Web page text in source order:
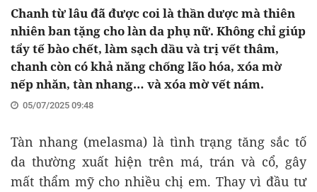
Chanh từ lâu đã được coi là thần dược mà thiên
nhiên ban tặng cho làn da phụ nữ. Không chỉ giúp
tẩy tế bào chết, làm sạch dầu và trị vết thâm,
chanh còn có khả năng chống lão hóa, xóa mờ
nếp nhăn, tàn nhang… và xóa mờ vết nám.
05/07/2025 09:48
Tàn nhang (melasma) là tình trạng tăng sắc tố
da thường xuất hiện trên má, trán và cổ, gây
mất thẩm mỹ cho nhiều chị em. Thay vì đầu tư